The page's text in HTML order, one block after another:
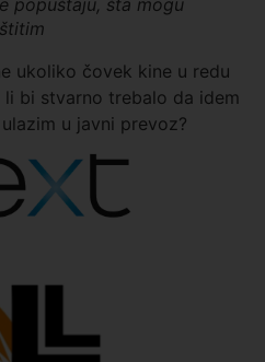
popuštaju, šta mogu
ukoliko čovek kine u redu
li bi stvarno trebalo da idem
u javni prevoz?